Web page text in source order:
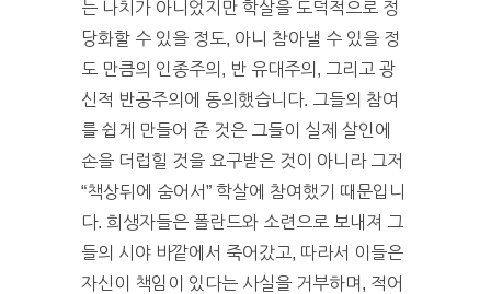
는 나치가 아니었지만 학살을 도덕적으로 정
당화할 수 있을 정도, 아니 참아낼 수 있을 정
도 만큼의 인종주의, 반 유대주의, 그리고 광
신적 반공주의에 동의했습니다. 그들의 참여
를 쉽게 만들어 준 것은 그들이 실제 살인에
손을 더럽힐 것을 요구받은 것이 아니라 그저
“책상뒤에 숨어서” 학살에 참여했기 때문입니
다. 희생자들은 폴란드와 소련으로 보내져 그
들의 시야 바깥에서 죽어갔고, 따라서 이들은
자신이 책임이 있다는 사실을 거부하며, 적어